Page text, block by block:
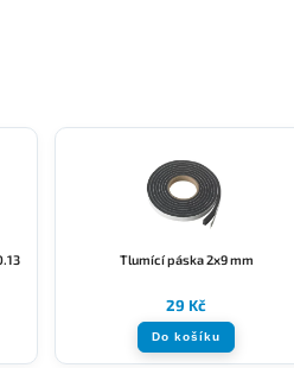
Tlumící páska 2x9 mm
29 Kč
Do košíku